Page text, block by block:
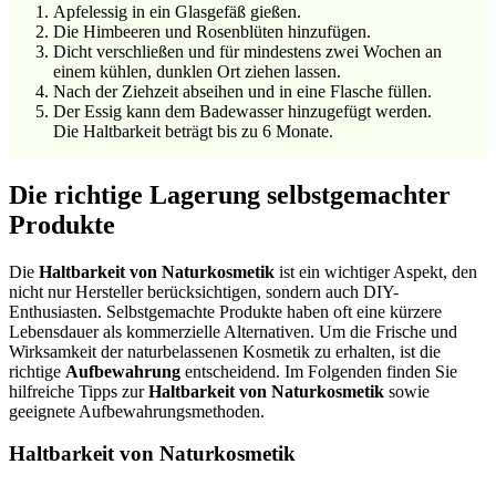
Apfelessig in ein Glasgefäß gießen.
Die Himbeeren und Rosenblüten hinzufügen.
Dicht verschließen und für mindestens zwei Wochen an
einem kühlen, dunklen Ort ziehen lassen.
Nach der Ziehzeit abseihen und in eine Flasche füllen.
Der Essig kann dem Badewasser hinzugefügt werden.
Die Haltbarkeit beträgt bis zu 6 Monate.
Die richtige Lagerung selbstgemachter
Produkte
Die Haltbarkeit von Naturkosmetik ist ein wichtiger Aspekt, den
nicht nur Hersteller berücksichtigen, sondern auch DIY-
Enthusiasten. Selbstgemachte Produkte haben oft eine kürzere
Lebensdauer als kommerzielle Alternativen. Um die Frische und
Wirksamkeit der naturbelassenen Kosmetik zu erhalten, ist die
richtige Aufbewahrung entscheidend. Im Folgenden finden Sie
hilfreiche Tipps zurHaltbarkeit von Naturkosmetik sowie
geeignete Aufbewahrungsmethoden.
Haltbarkeit von Naturkosmetik